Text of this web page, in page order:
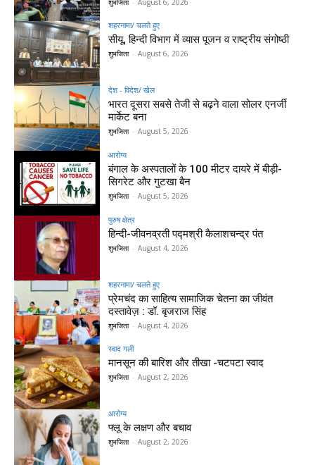
शहरनामा/ चलते हुए
सीयू, हिन्दी विभाग में व्यास पूजन व राष्ट्रीय संगोष्ठी
शुभजिता - August 6, 2026
देश - विदेश/ खेल
भारत दूसरा सबसे तेजी से बढ़ने वाला सोलर एनर्जी
मार्केट बना
शुभजिता - August 5, 2026
आरोग्य
बंगाल के अस्पतालों के 100 मीटर दायरे में बीड़ी-
सिगरेट और गुटखा बैन
शुभजिता - August 5, 2026
पुरुष क्षेत्र
हिन्‍दी-जीवनव्रती पद्मश्री कैलाशचन्‍द्र पंत
शुभजिता - August 4, 2026
शहरनामा/ चलते हुए
प्रेमचंद का साहित्य सामाजिक चेतना का जीवंत
दस्तावेज़ : डॉ. बृजराज सिंह
शुभजिता - August 4, 2026
स्वाद गली
मानसून की बारिश और तीखा -चटपटा स्वाद
शुभजिता - August 2, 2026
आरोग्य
फ्लू के लक्षण और बचाव
शुभजिता - August 2, 2026